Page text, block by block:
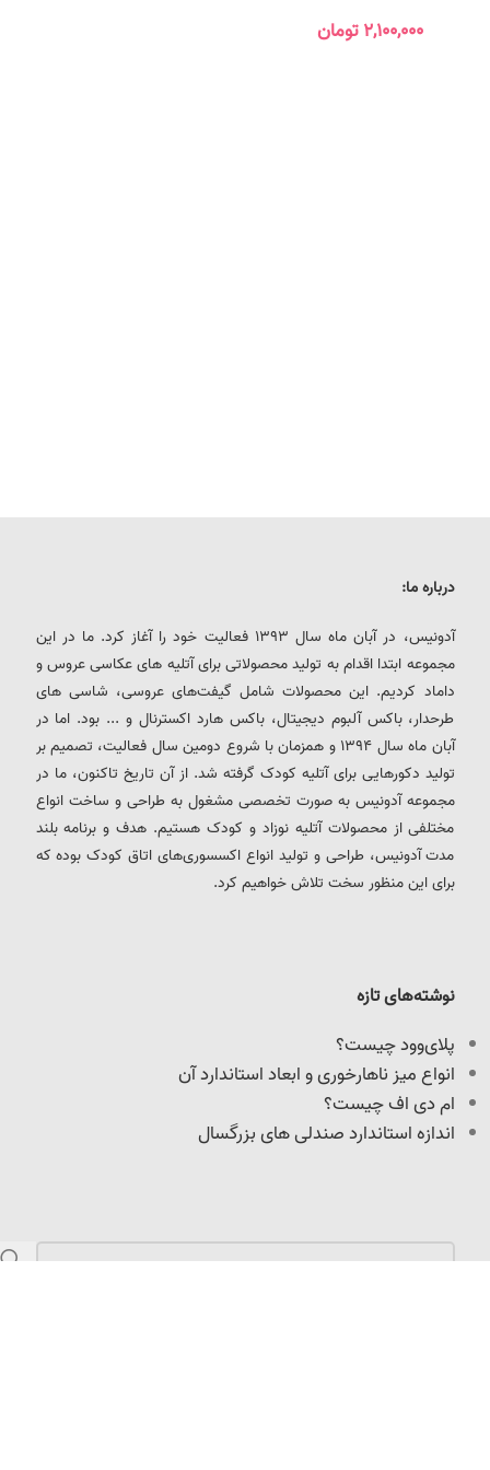
۲,۱۰۰,۰۰۰تومان
نوشته‌های تازه
پلای‌وود چیست؟
انواع میز ناهارخوری و ابعاد استاندارد آن
ام دی اف چیست؟
اندازه استاندارد صندلی های بزرگسال
درباره ما:
آدونیس، در آبان ماه سال 1393 فعالیت خود را آغاز کرد. ما در این
مجموعه ابتدا اقدام به تولید محصولاتی برای آتلیه های عکاسی عروس و
داماد کردیم. این محصولات شامل گیفت‌های عروسی، شاسی های
طرحدار، باکس آلبوم دیجیتال، باکس هارد اکسترنال و ... بود. اما در
آبان ماه سال 1394 و همزمان با شروع دومین سال فعالیت، تصمیم بر
تولید دکورهایی برای آتلیه کودک گرفته شد. از آن تاریخ تاکنون، ما در
مجموعه آدونیس به صورت تخصصی مشغول به طراحی و ساخت انواع
مختلفی از محصولات آتلیه نوزاد و کودک هستیم. هدف و برنامه بلند
مدت آدونیس، طراحی و تولید انواع اکسسوری‌های اتاق کودک بوده که
برای این منظور سخت تلاش خواهیم کرد.